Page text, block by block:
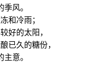
风。
和冷雨；
好的太阳，
已久的糖份，
意。